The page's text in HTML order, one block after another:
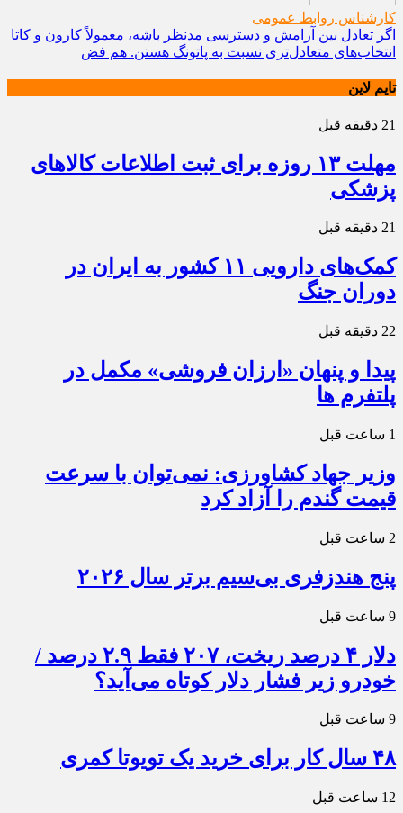
کارشناس روابط عمومی
اگر تعادل بین آرامش و دسترسی مدنظر باشه، معمولاً کارون و کاتا
انتخاب‌های متعادل‌تری نسبت به پاتونگ هستن. هم فض
تایم لاین
21 دقیقه قبل
مهلت ۱۳ روزه برای ثبت اطلاعات کالاهای
پزشکی
21 دقیقه قبل
کمک‌های دارویی ۱۱ کشور به ایران در
دوران جنگ
22 دقیقه قبل
پیدا و پنهان «ارزان فروشی» مکمل در
پلتفرم ها
1 ساعت قبل
وزیر جهاد کشاورزی: نمی‌توان با سرعت
قیمت گندم را آزاد کرد
2 ساعت قبل
پنج هندزفری بی‌سیم برتر سال ۲۰۲۶
9 ساعت قبل
دلار ۴ درصد ریخت، ۲۰۷ فقط ۲.۹ درصد /
خودرو زیر فشار دلار کوتاه می‌آید؟
9 ساعت قبل
۴۸ سال کار برای خرید یک تویوتا کمری
12 ساعت قبل